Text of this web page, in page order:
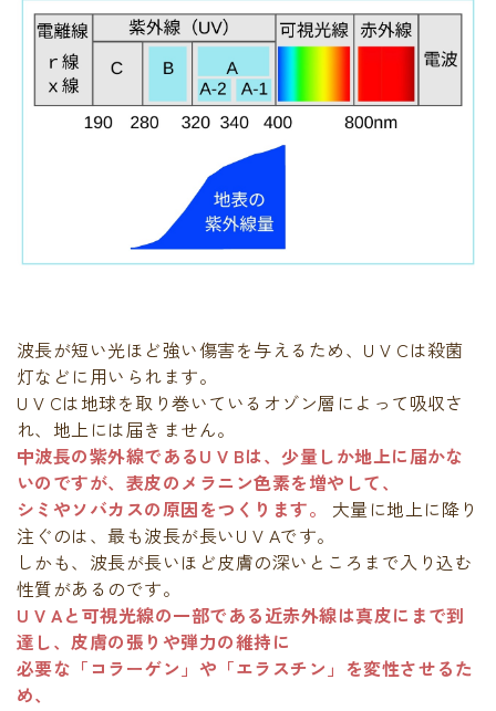
波長が短い光ほど強い傷害を与えるため、U V Cは殺菌
灯などに用いられます。
U V Cは地球を取り巻いているオゾン層によって吸収さ
れ、地上には届きません。
中波長の紫外線であるU V Bは、少量しか地上に届かな
いのですが、表皮のメラニン色素を増やして、
シミやソバカスの原因をつくります。 大量に地上に降り
注ぐのは、最も波長が長いU V Aです。
しかも、波長が長いほど皮膚の深いところまで入り込む
性質があるのです。
U V Aと可視光線の一部である近赤外線は真皮にまで到
達し、皮膚の張りや弾力の維持に
必要な「コラーゲン」や「エラスチン」を変性させるた
め、